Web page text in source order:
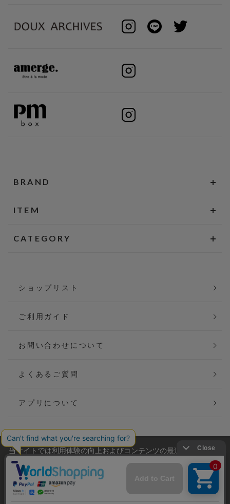
BRAND
ITEM
CATEGORY
ショップリスト
ご利用ガイド
お問い合わせについて
よくあるご質問
アプリについて
会社概要
ご利用規約
個人情報保護方針
当サイトでは利用体験の向上およびコンテンツの最適な提供、ト
ラフィックの分析を目的としてCookieを使用しています。
サイトの閲覧を継続された場合、Cookieの利用に同意したことも
のといたします。
詳細については
プライバシーポリシーをご確認ください。